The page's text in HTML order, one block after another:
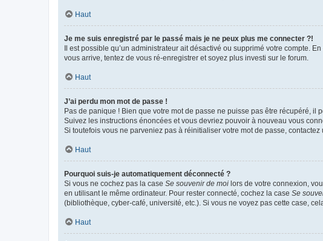
Haut
Je me suis enregistré par le passé mais je ne peux plus me connecter ?!
Il est possible qu’un administrateur ait désactivé ou supprimé votre compte.
vous arrive, tentez de vous ré-enregistrer et soyez plus investi sur le forum.
Haut
J’ai perdu mon mot de passe !
Pas de panique ! Bien que votre mot de passe ne puisse pas être récupéré,
Suivez les instructions énoncées et vous devriez pouvoir à nouveau vous
Si toutefois vous ne parveniez pas à réinitialiser votre mot de passe, contactez
Haut
Pourquoi suis-je automatiquement déconnecté ?
Si vous ne cochez pas la case Se souvenir de moi lors de votre connexion,
en utilisant le même ordinateur. Pour rester connecté, cochez la case Se
(bibliothèque, cyber-café, université, etc.). Si vous ne voyez pas cette case,
Haut